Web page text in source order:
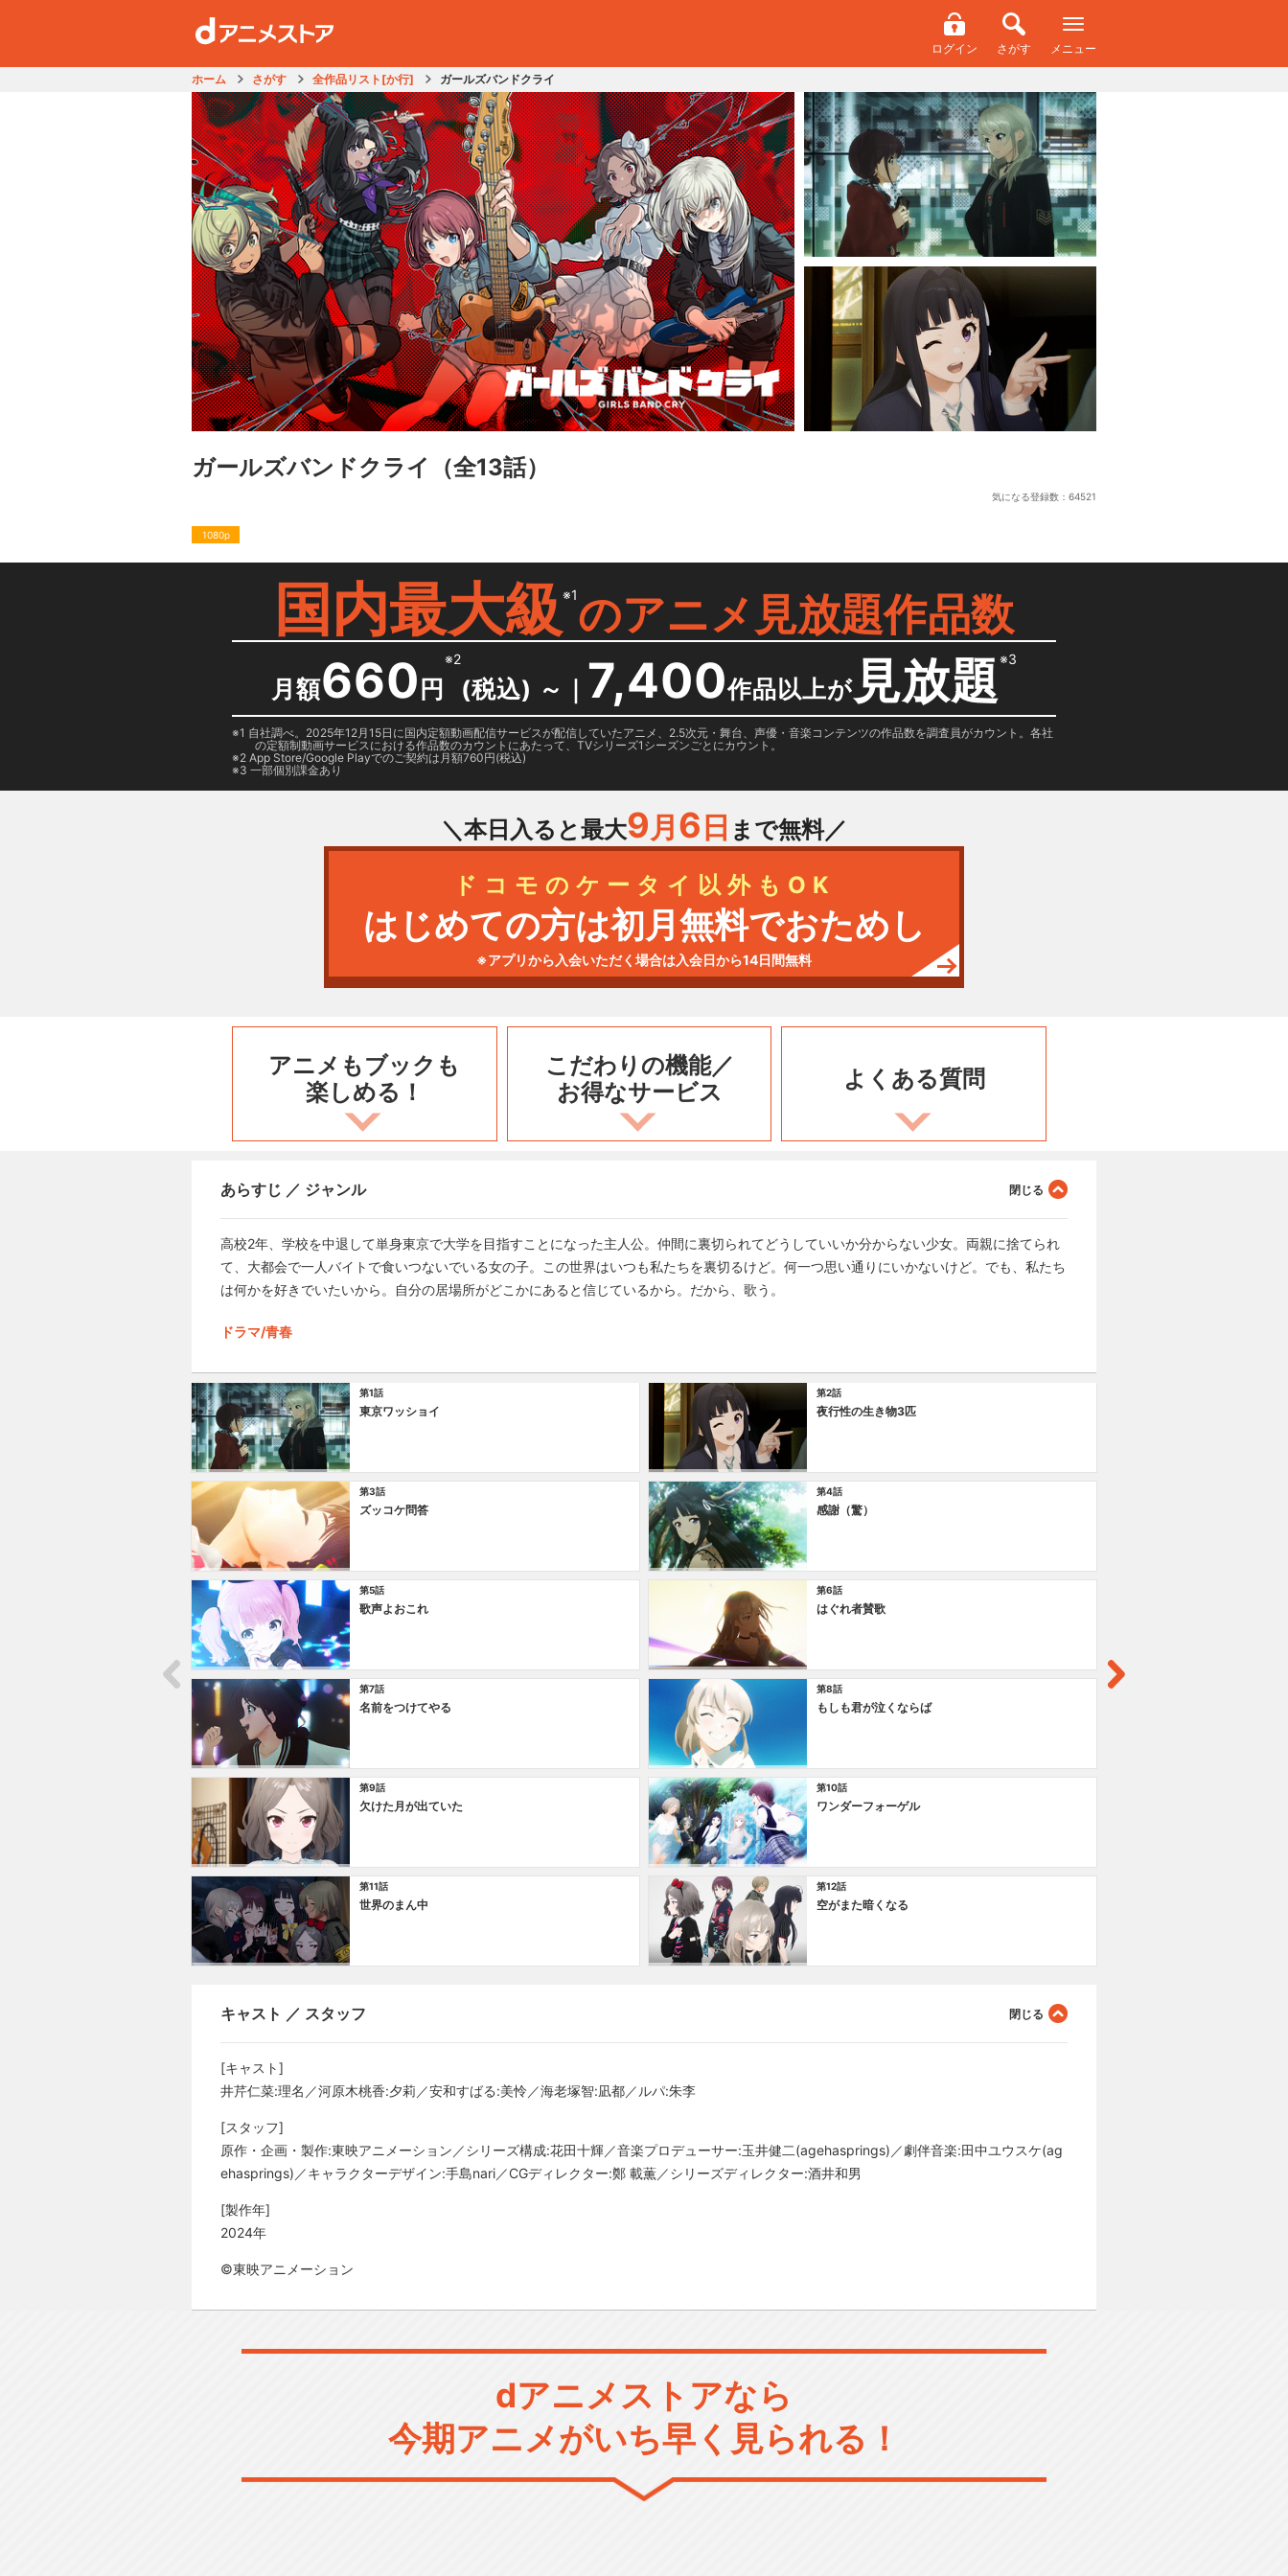
ログイン さがす メニュー
ホーム さがす 全作品リスト[か行] ガールズバンドクライ
ガールズバンドクライ （全13話）
気になる登録数： 64521
1080p
国内最大級 ※1のアニメ見放題作品数
月額660 円
※2
(税込) ～ ｜ 7,400作品以上が 見放題※3
1 自社調べ。2025年12月15日に国内定額動画配信サービスが配信していたアニメ、2.5次元・舞台、声優・音楽コンテンツの作品数を調査員がカウント。各社
の定額制動画サービスにおける作品数のカウントにあたって、TVシリーズ1シーズンごとにカウント。
2 App Store/Google Playでのご契約は月額760円(税込)
3 一部個別課金あり
＼本日入ると最大9月 6 日 まで無料／
ドコモのケータイ以外もOK
はじめての方は初月無料でおためし
※アプリから入会いただく場合は入会日から14日間無料
アニメもブックも
楽しめる！
こだわりの機能／
お得なサービス
よくある質問
あらすじ ／ ジャンル
高校2年、学校を中退して単身東京で大学を目指すことになった主人公。仲間に裏切られてどうしていいか分からない少女。両親に捨てられ
て、大都会で一人バイトで食いつないでいる女の子。この世界はいつも私たちを裏切るけど。何一つ思い通りにいかないけど。でも、私たち
は何かを好きでいたいから。自分の居場所がどこかにあると信じているから。だから、歌う。
ドラマ/青春
第1話
東京ワッショイ
第2話
夜行性の生き物3匹
第3話
ズッコケ問答
第4話
感謝（驚）
第5話
歌声よおこれ
第6話
はぐれ者賛歌
第7話
名前をつけてやる
第8話
もしも君が泣くならば
第9話
欠けた月が出ていた
第10話
ワンダーフォーゲル
第11話
世界のまん中
第12話
空がまた暗くなる
キャスト ／ スタッフ
[キャスト]
井芹仁菜:理名／河原木桃香:夕莉／安和すばる:美怜／海老塚智:凪都／ルパ:朱李
[スタッフ]
原作・企画・製作:東映アニメーション／シリーズ構成:花田十輝／音楽プロデューサー:玉井健二(agehasprings)／劇伴音楽:田中ユウスケ(ag
ehasprings)／キャラクターデザイン:手島nari／CGディレクター:鄭 載薫／シリーズディレクター:酒井和男
[製作年]
2024年
©東映アニメーション
dアニメストアなら
今期アニメがいち早く見られる！